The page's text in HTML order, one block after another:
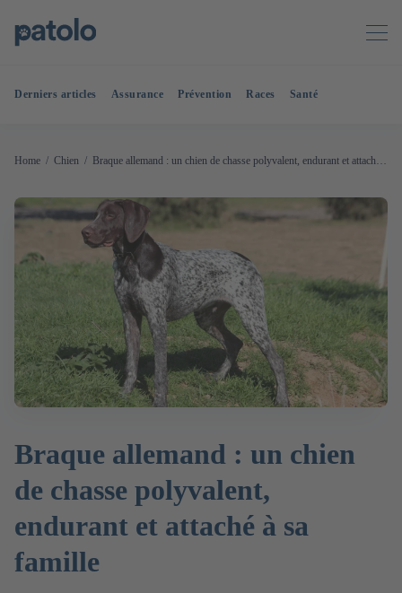
Derniers articles Assurance Prévention Races Santé
Home Chien Braque allemand : un chien de chasse polyvalent, endurant et attaché à sa famille
Braque allemand : un chien
de chasse polyvalent,
endurant et attaché à sa
famille